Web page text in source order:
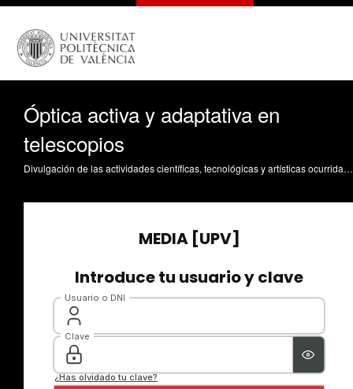
Óptica activa y adaptativa en
telescopios
Divulgación de las actividades científicas, tecnológicas y artísticas ocurridas en los tres campus de la UPV